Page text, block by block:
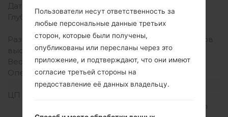
Дата выпуска
Глубина
10 миллиметров (0.39
дюйма)
Размеры (ширина /
высота)
138.7 x 71.9 миллиметров
(5.46 x 2.83 дюйма)
Вес
135 грамм (4.76 унции)
Операционная система
Android 5.0.x Lollipop
Аппаратное обеспечение
ЦП (процессор)
Qualcomm Snapdragon
Пользователи несут ответственность за
любые персональные данные третьих
сторон, которые были получены,
опубликованы или пересланы через это
приложение, и подтверждают, что они имеют
согласие третьей стороны на
предоставление её данных владельцу.